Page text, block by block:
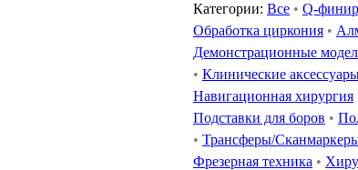
Категории: Все • Q-
Обработка циркония •
Демонстрационные
• Клинические
Навигационная хирургия
Подставки для боров •
• Трансферы/
Фрезерная техника •